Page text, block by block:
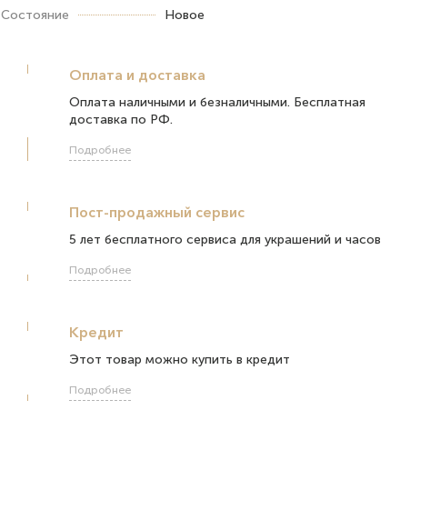
Состояние
Новое
Оплата и доставка
Оплата наличными и безналичными. Бесплатная
доставка по РФ.
Подробнее
Пост-продажный сервис
5 лет бесплатного сервиса для украшений и часов
Подробнее
Кредит
Этот товар можно купить в кредит
Подробнее